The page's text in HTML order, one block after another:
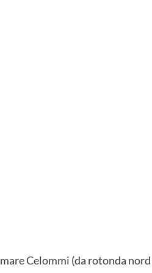
Celommi (da rotonda nord